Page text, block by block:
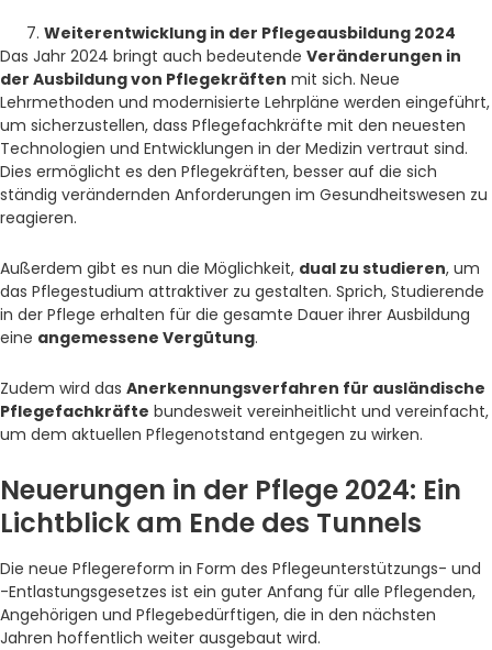
Weiterentwicklung in der Pflegeausbildung 2024
Das Jahr 2024 bringt auch bedeutende Veränderungen in
der Ausbildung von Pflegekräften mit sich. Neue
Lehrmethoden und modernisierte Lehrpläne werden eingeführt,
um sicherzustellen, dass Pflegefachkräfte mit den neuesten
Technologien und Entwicklungen in der Medizin vertraut sind.
Dies ermöglicht es den Pflegekräften, besser auf die sich
ständig verändernden Anforderungen im Gesundheitswesen zu
reagieren.
Außerdem gibt es nun die Möglichkeit, dual zu studieren, um
das Pflegestudium attraktiver zu gestalten. Sprich, Studierende
in der Pflege erhalten für die gesamte Dauer ihrer Ausbildung
eine angemessene Vergütung.
Zudem wird das Anerkennungsverfahren für ausländische
Pflegefachkräfte bundesweit vereinheitlicht und vereinfacht,
um dem aktuellen Pflegenotstand entgegen zu wirken.
Neuerungen in der Pflege 2024: Ein
Lichtblick am Ende des Tunnels
Die neue Pflegereform in Form des Pflegeunterstützungs- und
-Entlastungsgesetzes ist ein guter Anfang für alle Pflegenden,
Angehörigen und Pflegebedürftigen, die in den nächsten
Jahren hoffentlich weiter ausgebaut wird.